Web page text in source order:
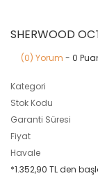
SHERWOOD
(0) Yorum - 0
Kategori
Stok Kodu
Garanti Süresi
Fiyat
Havale
*1.352,90 TL den